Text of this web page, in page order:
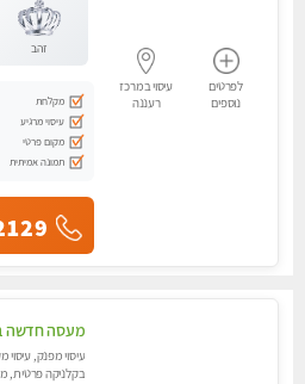
לפרטים
נוספים
עיסוי במרכז
רעננה
זהב
מקלחת
עיסוי מרגיע
מקום פרטי
תמונה אמיתית
עיסוי מפנק, עיסוי
בקלניקה פרטית,